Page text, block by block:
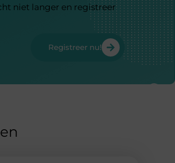
niet langer en registreer
Registreer nu!